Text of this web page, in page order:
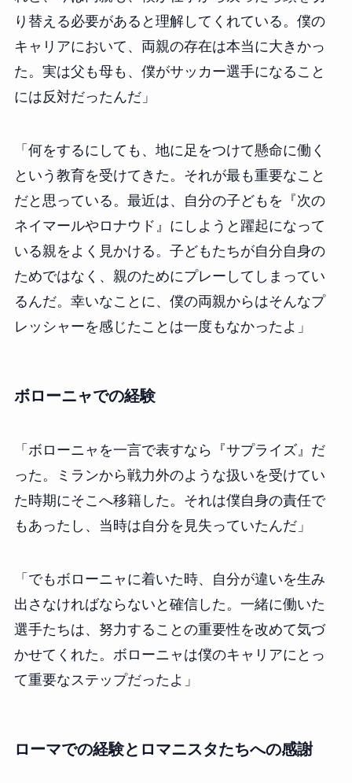
り替える必要があると理解してくれている。僕の
キャリアにおいて、両親の存在は本当に大きかっ
た。実は父も母も、僕がサッカー選手になること
には反対だったんだ」
「何をするにしても、地に足をつけて懸命に働く
という教育を受けてきた。それが最も重要なこと
だと思っている。最近は、自分の子どもを『次の
ネイマールやロナウド』にしようと躍起になって
いる親をよく見かける。子どもたちが自分自身の
ためではなく、親のためにプレーしてしまってい
るんだ。幸いなことに、僕の両親からはそんなプ
レッシャーを感じたことは一度もなかったよ」
ボローニャでの経験
「ボローニャを一言で表すなら『サプライズ』だ
った。ミランから戦力外のような扱いを受けてい
た時期にそこへ移籍した。それは僕自身の責任で
もあったし、当時は自分を見失っていたんだ」
「でもボローニャに着いた時、自分が違いを生み
出さなければならないと確信した。一緒に働いた
選手たちは、努力することの重要性を改めて気づ
かせてくれた。ボローニャは僕のキャリアにとっ
て重要なステップだったよ」
ローマでの経験とロマニスタたちへの感謝